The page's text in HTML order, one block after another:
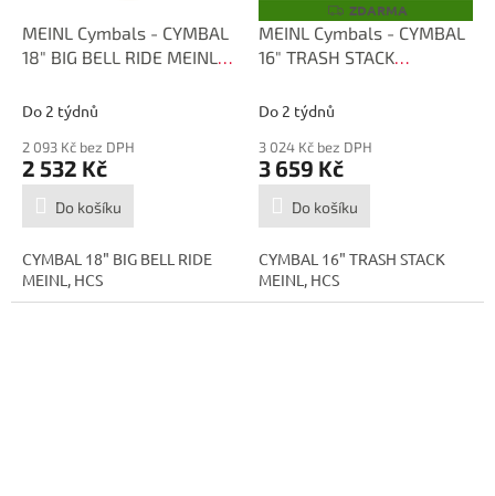
MEINL Cymbals - CYMBAL
18" BIG BELL RIDE MEINL,
Do 2 týdnů
2 093 Kč bez DPH
2 532 Kč
Do košíku
CYMBAL 18" BIG BELL RIDE
MEINL, HCS
Z
D
A
R
ZDARMA
MEINL Cymbals - CYMBAL
16" TRASH STACK
Do 2 týdnů
3 024 Kč bez DPH
3 659 Kč
Do košíku
CYMBAL 16" TRASH STACK
MEINL, HCS